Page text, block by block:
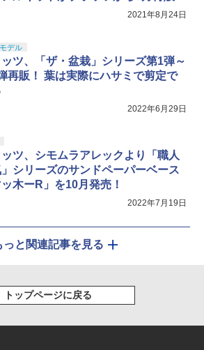
2021年8月24日
デル
ツ、「ザ・盆栽」シリーズ第1弾～
再販！ 葉は実際にハサミで剪定で
2022年6月29日
ツ、シモムラアレックより「職人
シリーズのサンドペーパーベース
ッ木ーR」を10月発売！
2022年7月19日
っと関連記事を見る
トップページに戻る